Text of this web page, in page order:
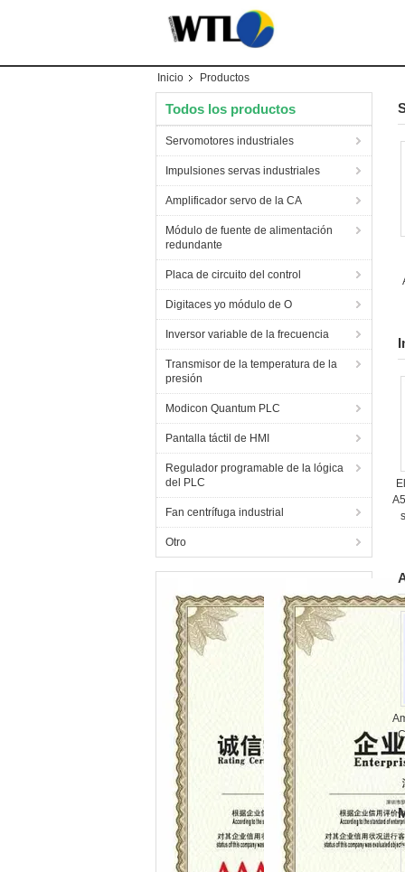
Inicio Productos
Todos los productos
Servomotores industriales
Impulsiones servas industriales
Amplificador servo de la CA
Módulo de fuente de alimentación
redundante
Placa de circuito del control
Digitaces yo módulo de O
Inversor variable de la frecuencia
Transmisor de la temperatura de la
presión
Modicon Quantum PLC
Pantalla táctil de HMI
Regulador programable de la lógica
del PLC
Fan centrífuga industrial
Otro